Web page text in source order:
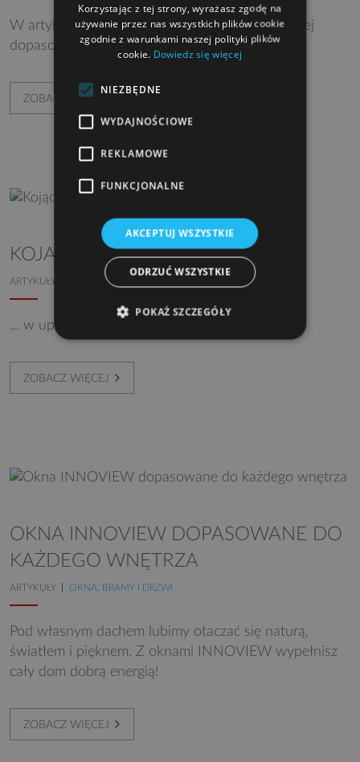
W artykule o tym, jak wybrać produkt najbardziej
dopasowany do mojego domu?
ZOBACZ WIĘCEJ
KOJĄCY CHŁÓD
ARTYKUŁY OKNA, BRAMY I DRZWI
... w upalne dni dzięki markizom pionowym.
ZOBACZ WIĘCEJ
OKNA INNOVIEW DOPASOWANE DO
KAŻDEGO WNĘTRZA
ARTYKUŁY OKNA, BRAMY I DRZWI
Pod własnym dachem lubimy otaczać się naturą,
światłem i pięknem. Z oknami INNOVIEW wypełnisz
cały dom dobrą energią!
ZOBACZ WIĘCEJ
Korzystając z tej strony, wyrażasz zgodę na
używanie przez nas wszystkich plików cookie
zgodnie z warunkami naszej polityki plików
cookie. Dowiedz się więcej
NIEZBĘDNE
WYDAJNOŚCIOWE
REKLAMOWE
FUNKCJONALNE
AKCEPTUJ WSZYSTKIE
ODRZUĆ WSZYSTKIE
POKAŻ SZCZEGÓŁY